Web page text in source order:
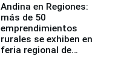
Andina en Regiones:
más de 50
emprendimientos
rurales se exhiben en
feria regional de